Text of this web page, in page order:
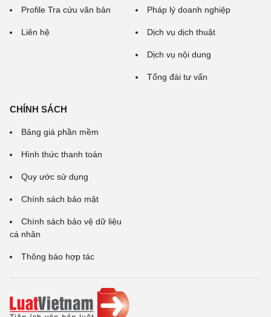
Profile Tra cứu văn bản
Liên hệ
Pháp lý doanh nghiệp
Dịch vụ dịch thuật
Dịch vụ nội dung
Tổng đài tư vấn
CHÍNH SÁCH
Bảng giá phần mềm
Hình thức thanh toán
Quy ước sử dụng
Chính sách bảo mật
Chính sách bảo vệ dữ liệu
cá nhân
Thông báo hợp tác